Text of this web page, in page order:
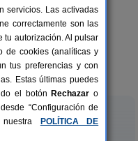
6 pers.
desde19 €
servicios. Las activadas
correctamente son las
tu autorización. Al pulsar
de cookies (analíticas y
tus preferencias y con
Estas últimas puedes
el botón Rechazar o
“Configuración de
nuestra
POLÍTICA DE